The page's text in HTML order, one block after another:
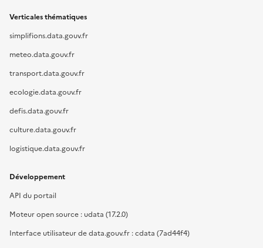
Verticales thématiques
simplifions.data.gouv.fr
meteo.data.gouv.fr
transport.data.gouv.fr
ecologie.data.gouv.fr
defis.data.gouv.fr
culture.data.gouv.fr
logistique.data.gouv.fr
Développement
API du portail
Moteur open source : udata (17.2.0)
Interface utilisateur de data.gouv.fr : cdata (7ad44f4)